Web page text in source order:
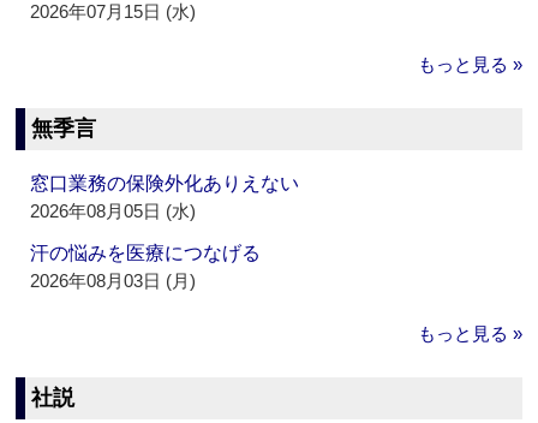
2026年07月15日 (水)
もっと見る »
無季言
窓口業務の保険外化ありえない
2026年08月05日 (水)
汗の悩みを医療につなげる
2026年08月03日 (月)
もっと見る »
社説